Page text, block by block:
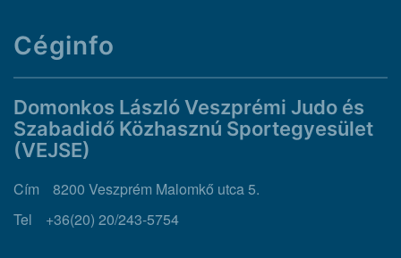
Céginfo
Domonkos László Veszprémi Judo és
Szabadidő Közhasznú Sportegyesület
(VEJSE)
Cím
8200 Veszprém Malomkő utca 5.
Tel
+36(20) 20/243-5754